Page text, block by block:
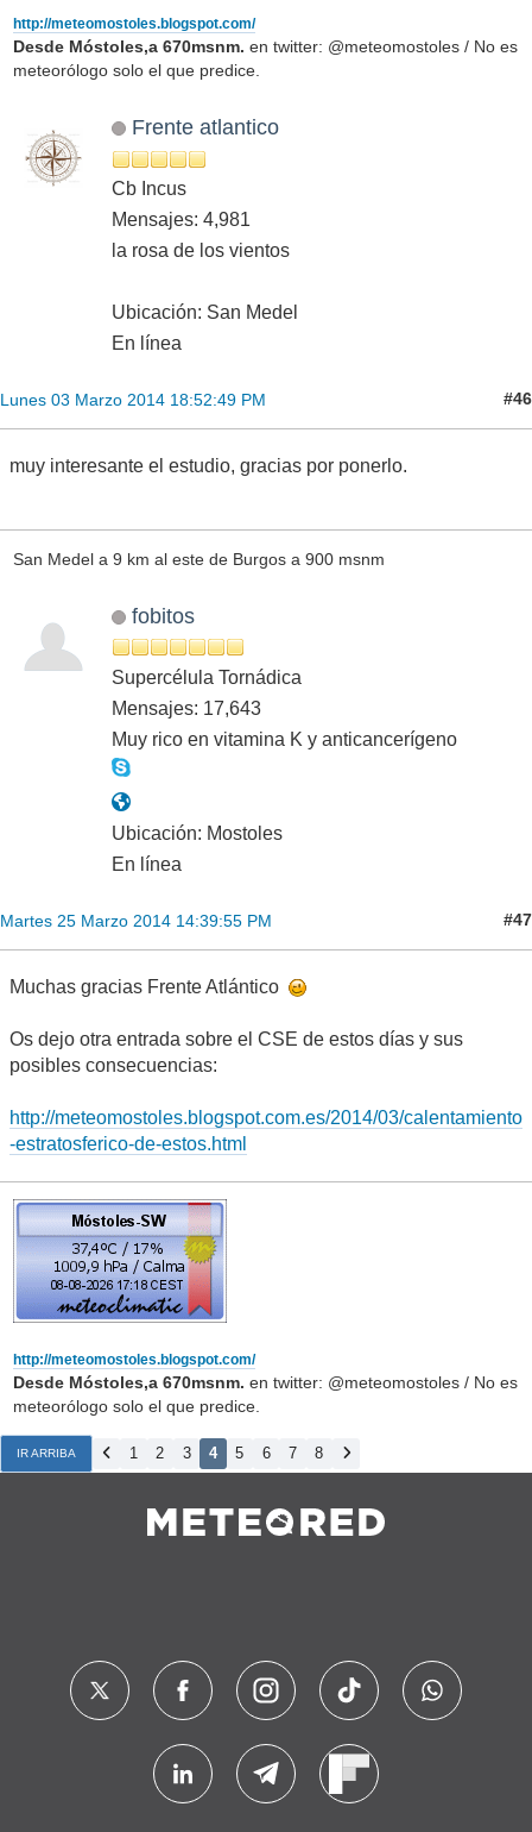
http://meteomostoles.blogspot.com/
Desde Móstoles,a 670msnm. en twitter: @meteomostoles / No es
meteorólogo solo el que predice.
Frente atlantico
Cb Incus
Mensajes: 4,981
la rosa de los vientos
Ubicación: San Medel
En línea
Lunes 03 Marzo 2014 18:52:49 PM #46
muy interesante el estudio, gracias por ponerlo.
San Medel a 9 km al este de Burgos a 900 msnm
fobitos
Supercélula Tornádica
Mensajes: 17,643
Muy rico en vitamina K y anticancerígeno
Ubicación: Mostoles
En línea
Martes 25 Marzo 2014 14:39:55 PM #47
Muchas gracias Frente Atlántico
Os dejo otra entrada sobre el CSE de estos días y sus
posibles consecuencias:
http://meteomostoles.blogspot.com.es/2014/03/calentamiento
-estratosferico-de-estos.html
http://meteomostoles.blogspot.com/
Desde Móstoles,a 670msnm. en twitter: @meteomostoles / No es
meteorólogo solo el que predice.
IR ARRIBA 1 2 3 4 5 6 7 8